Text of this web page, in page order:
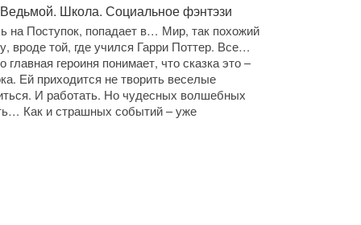
Школа. Социальное фэнтэзи
на Поступок, попадает в… Мир, так похожий
вроде той, где учился Гарри Поттер. Все…
героиня понимает, что сказка это –
Ей приходится не творить веселые
И работать. Но чудесных волшебных
Как и страшных событий – уже